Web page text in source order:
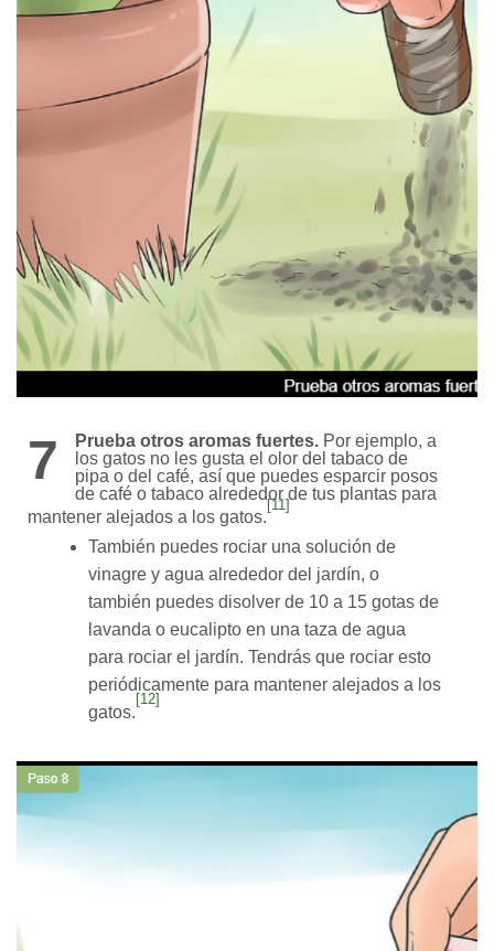
7 Prueba otros aromas fuertes. Por ejemplo, a
los gatos no les gusta el olor del tabaco de
pipa o del café, así que puedes esparcir posos
de café o tabaco alrededor de tus plantas para
mantener alejados a los gatos.
[11]
También puedes rociar una solución de
vinagre y agua alrededor del jardín, o
también puedes disolver de 10 a 15 gotas de
lavanda o eucalipto en una taza de agua
para rociar el jardín. Tendrás que rociar esto
periódicamente para mantener alejados a los
gatos.
[12]